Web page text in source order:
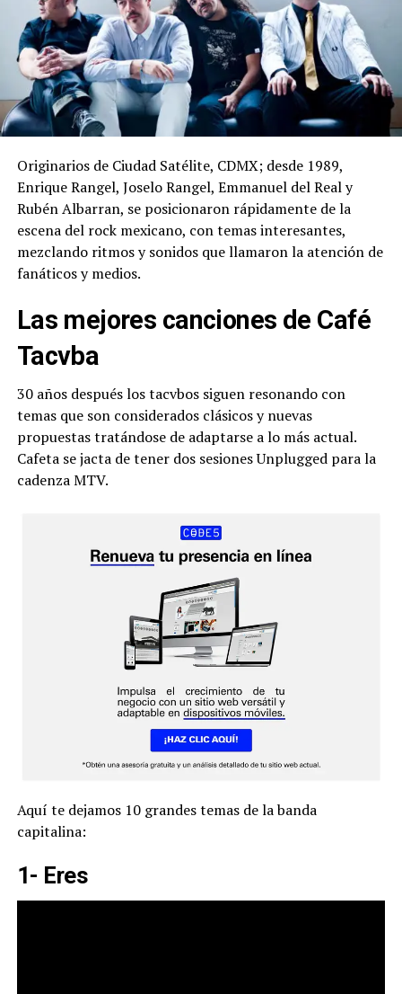
Originarios de Ciudad Satélite, CDMX; desde 1989,
Enrique Rangel, Joselo Rangel, Emmanuel del Real y
Rubén Albarran, se posicionaron rápidamente de la
escena del rock mexicano, con temas interesantes,
mezclando ritmos y sonidos que llamaron la atención de
fanáticos y medios.
Las mejores canciones de Café
Tacvba
30 años después los tacvbos siguen resonando con
temas que son considerados clásicos y nuevas
propuestas tratándose de adaptarse a lo más actual.
Cafeta se jacta de tener dos sesiones Unplugged para la
cadenza MTV.
Aquí te dejamos 10 grandes temas de la banda
capitalina:
1- Eres